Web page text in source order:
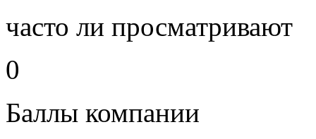
часто ли просматривают
0
Баллы компании